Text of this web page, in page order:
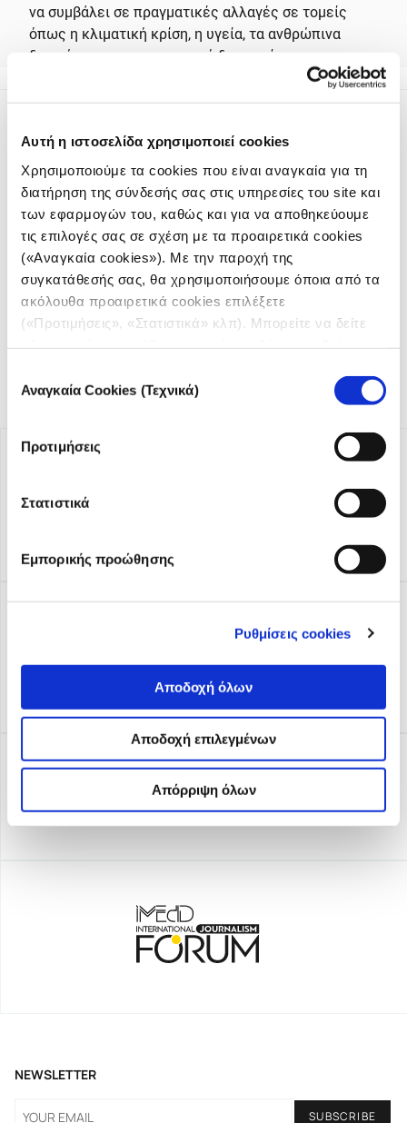
Αυτή η ιστοσελίδα χρησιμοποιεί cookies
Χρησιμοποιούμε τα cookies που είναι αναγκαία για τη
διατήρηση της σύνδεσής σας στις υπηρεσίες του site και
των εφαρμογών του, καθώς και για να αποθηκεύουμε
τις επιλογές σας σε σχέση με τα προαιρετικά cookies
(«Αναγκαία cookies»). Με την παροχή της
συγκατάθεσής σας, θα χρησιμοποιήσουμε όποια από τα
ακόλουθα προαιρετικά cookies επιλέξετε
(«Προτιμήσεις», «Στατιστικά» κλπ). Μπορείτε να δείτε
συγκατάθεσης
Αναγκαία Cookies (Τεχνικά)
Προτιμήσεις
Στατιστικά
Εμπορικής προώθησης
Ρυθμίσεις cookies
Αποδοχή όλων
Αποδοχή επιλεγμένων
Απόρριψη όλων
να συμβάλει σε πραγματικές αλλαγές σε τομείς
όπως η κλιματική κρίση, η υγεία, τα ανθρώπινα
δικαιώματα και η κοινωνική δικαιοσύνη.
Το iMEdD είναι ένας μη κερδοσκοπικός δημοσιογραφικός
οργανισμός που ιδρύθηκε το 2018 με αποκλειστική δωρεά από
το Ίδρυμα Σταύρος Νιάρχος (ΙΣΝ). Αποστολή του είναι η
ενίσχυση της διαφάνειας, της αξιοπιστίας και της
ανεξαρτησίας στη δημοσιογραφία.
NEWSLETTER